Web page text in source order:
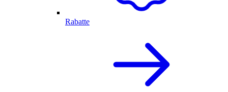
Rabatte